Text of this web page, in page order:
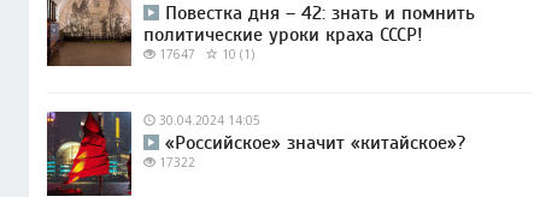
Повестка дня – 42: знать и помнить
политические уроки краха СССР!
17647 10 (1)
30.04.2024 14:05
«Российское» значит «китайское»?
17322